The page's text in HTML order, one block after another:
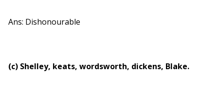
Ans: Dishonourable
(c) Shelley, keats, wordsworth, dickens, Blake.